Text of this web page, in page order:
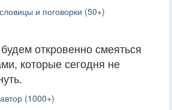
и поговорки (50+)
откровенно смеяться
которые сегодня не
(1000+)